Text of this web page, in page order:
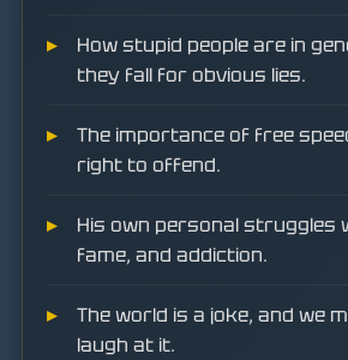
How stupid people are in
they fall for obvious lies.
The importance of free
right to offend.
His own personal struggles
fame, and addiction.
The world is a joke, and we
laugh at it.